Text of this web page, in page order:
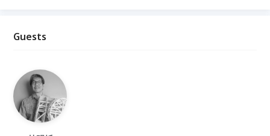
Guests